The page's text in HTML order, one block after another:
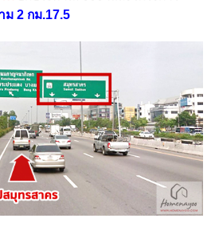
ม 2 กม.17.5